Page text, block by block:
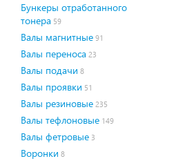
Бункеры отработанного
тонера 59
Валы магнитные 91
Валы переноса 23
Валы подачи 8
Валы проявки 51
Валы резиновые 235
Валы тефлоновые 149
Валы фетровые 3
Воронки 8